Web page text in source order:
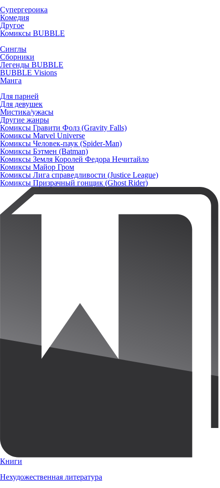
Супергероика
Комедия
Другое
Комиксы BUBBLE
Синглы
Сборники
Легенды BUBBLE
BUBBLE Visions
Манга
Для парней
Для девушек
Мистика/ужасы
Другие жанры
Комиксы Гравити Фолз (Gravity Falls)
Комиксы Marvel Universe
Комиксы Человек-паук (Spider-Man)
Комиксы Бэтмен (Batman)
Комиксы Земля Королей Федора Нечитайло
Комиксы Майор Гром
Комиксы Лига справедливости (Justice League)
Комиксы Призрачный гонщик (Ghost Rider)
Книги
Нехудожественная литература